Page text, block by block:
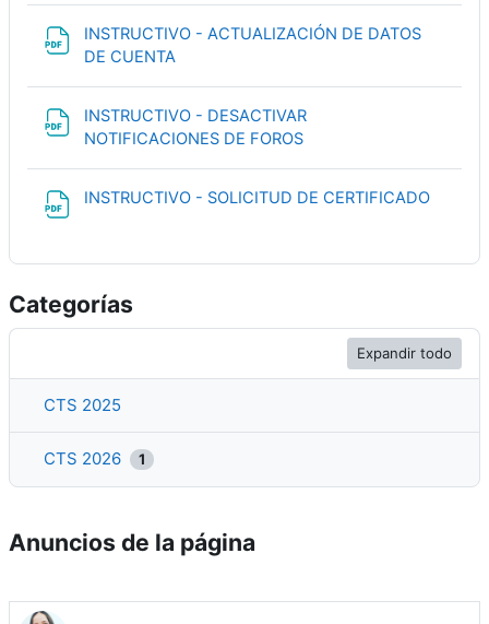
INSTRUCTIVO - ACTUALIZACIÓN DE DATOS
DE CUENTA
INSTRUCTIVO - DESACTIVAR
NOTIFICACIONES DE FOROS
INSTRUCTIVO - SOLICITUD DE CERTIFICADOArchivo
Categorías
Expandir todo
CTS 2025
CTS 2026 1
Anuncios de la página